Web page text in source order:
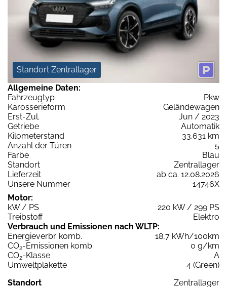
Standort Zentrallager
Allgemeine Daten:
Fahrzeugtyp
Pkw
Karosserieform
Geländewagen
Erst-Zul.
Jun / 2023
Getriebe
Automatik
Kilometerstand
33.631 km
Anzahl der Türen
5
Farbe
Blau
Standort
Zentrallager
Lieferzeit
ab ca. 12.08.2026
Unsere Nummer
14746X
Motor:
kW / PS
220 kW / 299 PS
Treibstoff
Elektro
Verbrauch und Emissionen nach WLTP:
Energieverbr. komb.
18,7 kWh/100km
CO2-Emissionen komb.
0 g/km
CO2-Klasse
A
Umweltplakette
4 (Green)
Standort
Zentrallager